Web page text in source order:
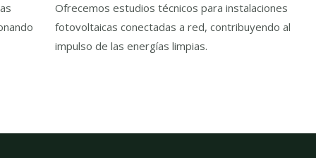
Ofrecemos estudios técnicos para instalaciones
fotovoltaicas conectadas a red, contribuyendo al
impulso de las energías limpias.